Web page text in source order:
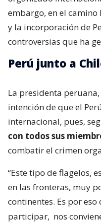
embargo, en el
y la incorporación de
controversias que ha
Perú junto a
La presidenta peruana,
intención de que el
internacional, pues,
con todos sus
combatir el crimen
“Este tipo de flagelos,
en las fronteras, muy
continentes. Es por
participar, nos